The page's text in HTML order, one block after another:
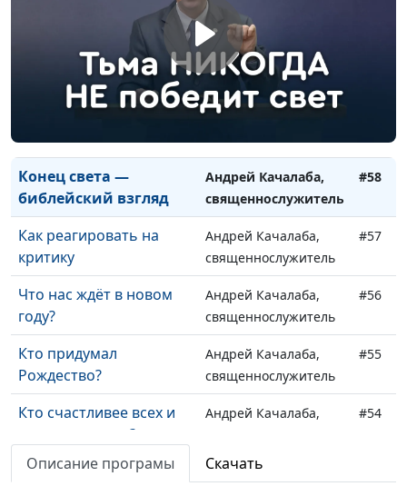
священнослужитель
Какой день святой?
(вторая часть)
Андрей Качалаба,
священнослужитель
(первая часть)
Андрей Качалаба,
священнослужитель
Конец света —
библейский взгляд
Андрей Качалаба,
священнослужитель
#58
Как реагировать на
критику
Андрей Качалаба,
священнослужитель
#57
Что нас ждёт в новом
году?
Андрей Качалаба,
священнослужитель
#56
Кто придумал
Рождество?
Андрей Качалаба,
священнослужитель
#55
Кто счастливее всех и
как таким стать?
Андрей Качалаба,
#54
Что общего у Красной
Андрей Качалаба,
Описание програмы Скачать